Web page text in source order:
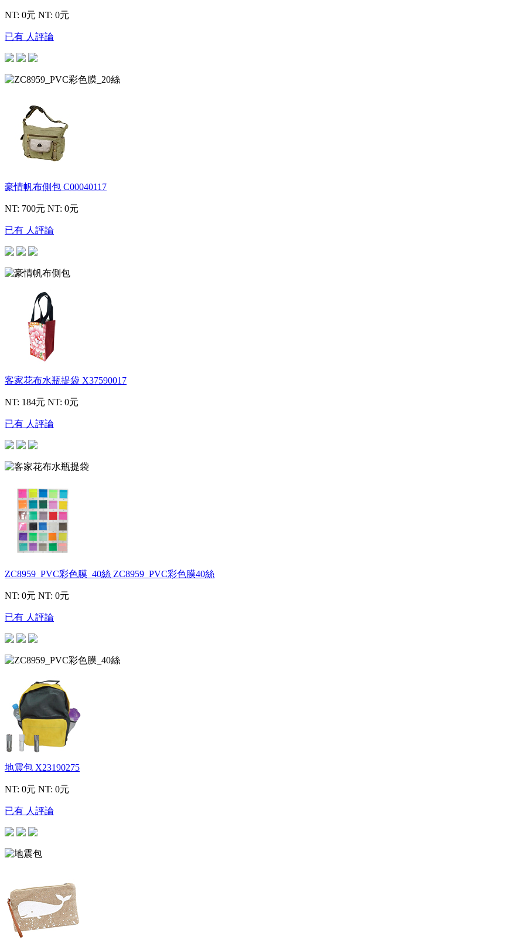
NT: 0元 NT: 0元
已有 人評論
豪情帆布側包 C00040117
NT: 700元 NT: 0元
已有 人評論
客家花布水瓶提袋 X37590017
NT: 184元 NT: 0元
已有 人評論
ZC8959_PVC彩色膜_40絲 ZC8959_PVC彩色膜40絲
NT: 0元 NT: 0元
已有 人評論
地震包 X23190275
NT: 0元 NT: 0元
已有 人評論